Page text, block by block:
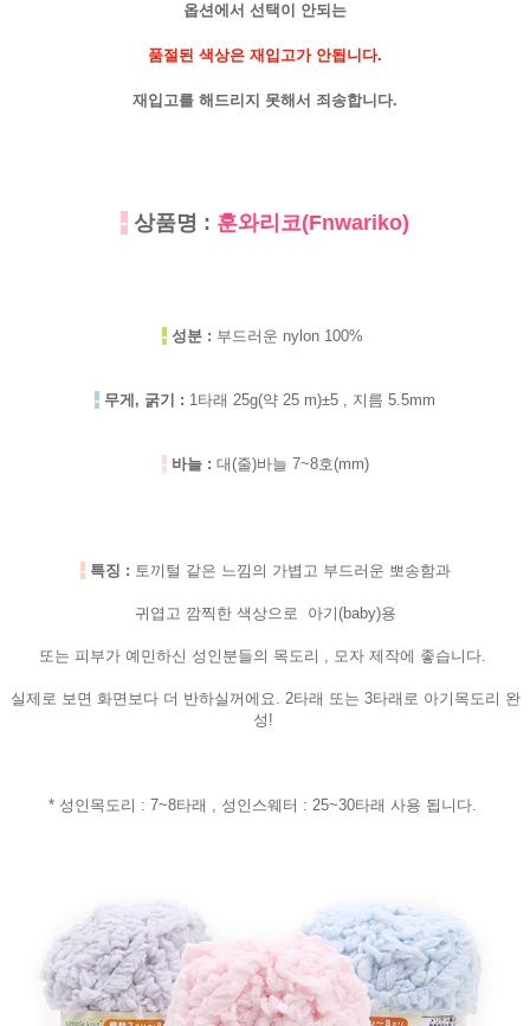
옵션에서 선택이 안되는
품절된 색상은 재입고가 안됩니다.
재입고를 해드리지 못해서 죄송합니다.
- 상품명 : 훈와리코(Fnwariko)
- 성분 : 부드러운 nylon 100%
- 무게, 굵기 : 1타래 25g(약 25 m)±5 , 지름 5.5mm
- 바늘 : 대(줄)바늘 7~8호(mm)
- 특징 : 토끼털 같은 느낌의 가볍고 부드러운 뽀송함과
귀엽고 깜찍한 색상으로 아기(baby)용
또는 피부가 예민하신 성인분들의 목도리 , 모자 제작에 좋습니다.
실제로 보면 화면보다 더 반하실꺼에요. 2타래 또는 3타래로 아기목도리 완
성!
* 성인목도리 : 7~8타래 , 성인스웨터 : 25~30타래 사용 됩니다.